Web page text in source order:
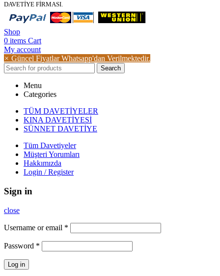
DAVETİYE FİRMASI.
Shop
0 items Cart
My account
× Güncel Fiyatlar Whatsapp'dan Verilmektedir.
Search
Menu
Categories
TÜM DAVETİYELER
KINA DAVETİYESİ
SÜNNET DAVETİYE
Tüm Davetiyeler
Müşteri Yorumları
Hakkımızda
Login / Register
Sign in
close
Username or email *
Password *
Log in